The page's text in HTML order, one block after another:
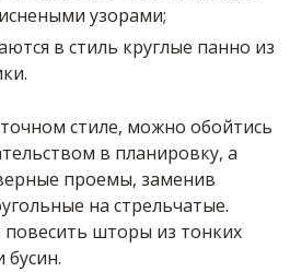
узорами;
в стиль круглые панно из
стиле, можно обойтись
в планировку, а
проемы, заменив
на стрельчатые.
шторы из тонких
бусин.